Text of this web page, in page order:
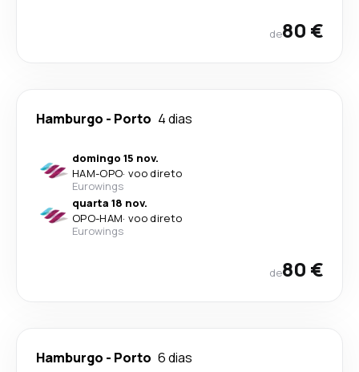
de80 €
Hamburgo - Porto 4 dias
domingo 15 nov.
HAM-OPO· voo direto
Eurowings
quarta 18 nov.
OPO-HAM· voo direto
Eurowings
de80 €
Hamburgo - Porto 6 dias